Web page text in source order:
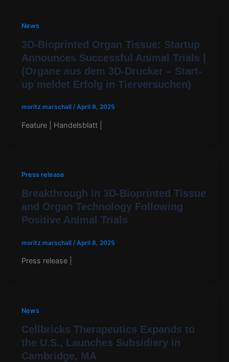
News
3D-Bioprinted Organ Tissue: Startup
Announces Successful Animal Trials |
(Organe aus dem 3D-Drucker – Start-
up meldet Erfolg in Tierversuchen)
moritz.marschall /April 9, 2025
Feature | Handelsblatt |
Press release
Breakthrough in 3D-Bioprinted Tissue
and Organ Technology Following
Positive Animal Trials
moritz.marschall /April 8, 2025
Press release |
News
Cellbricks Therapeutics Expands to
the U.S., Launches Subsidiary in
Cambridge, MA